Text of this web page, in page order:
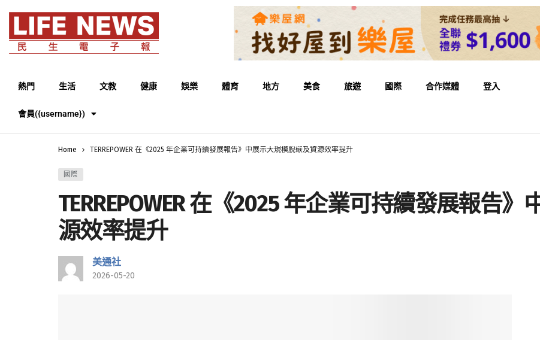
熱門 生活 文教 健康 娛樂 體育 地方 美食 旅遊 國際 合作媒體 登入
會員({username})
Home TERREPOWER 在《2025 年企業可持續發展報告》中展示大規模脫碳及資源效率提升
國際
TERREPOWER 在《2025 年企業可持續發展報告
源效率提升
美通社
2026-05-20